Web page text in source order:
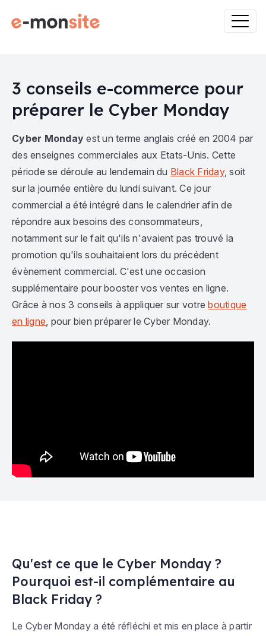
3 conseils e-commerce pour
préparer le Cyber Monday
Cyber Monday est un terme anglais créé en 2004 par
des enseignes commerciales aux Etats-Unis. Cette
période se déroule au lendemain du Black Friday, soit
sur la journée entière du lundi suivant. Ce jour
commercial a été intégré dans le calendrier afin de
répondre aux besoins des consommateurs,
notamment sur le fait qu'ils n'avaient pas trouvé la
promotion qu'ils souhaitaient lors du précédent
évènement commercial. C'est une occasion
supplémentaire pour booster vos ventes en ligne.
Grâce à nos 3 conseils à appliquer sur votreboutique
en ligne , pour bien préparer le Cyber Monday.
Qu'est ce que le Cyber Monday ?
Pourquoi est-il complémentaire au
Black Friday ?
Le Cyber Monday a été réfléchi et mis en place à partir